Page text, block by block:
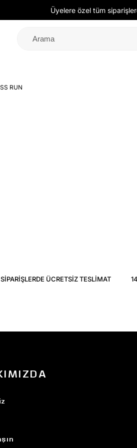
Üyelere özel tüm
RUN
ÜCRETSIZ TESLIMAT